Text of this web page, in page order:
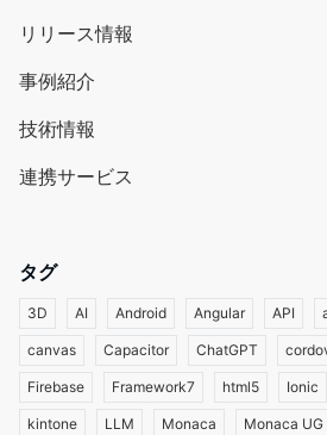
リリース情報
事例紹介
技術情報
連携サービス
タグ
3D AI Android Angular API
canvas Capacitor ChatGPT
Firebase Framework7 html5 Ionic
kintone LLM Monaca Monaca UG